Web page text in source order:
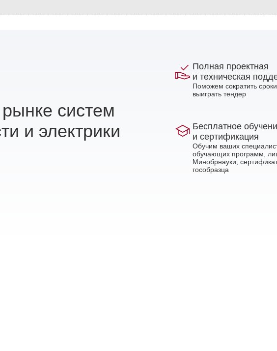
систем
и электрики
Полная проектная
и техническая
Поможем сократить
выиграть тендер
Бесплатное
и сертификация
Обучим ваших
обучающих программ,
Минобрнауки,
гособразца